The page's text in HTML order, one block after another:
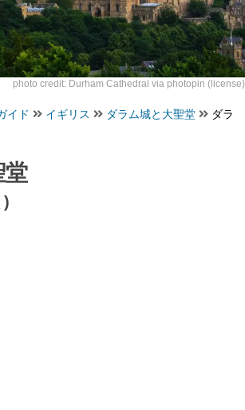
photo credit: Durham Cathedral via photopin (license)
イド イギリス ダラム城と大聖堂
ダラ
堂
)